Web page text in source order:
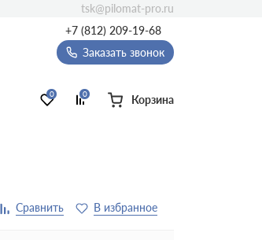
+7 (812) 209-19-68
Заказать звонок
0 0 Корзина
tsk@pilomat-pro.ru